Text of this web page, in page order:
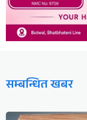
सम्बन्धित खबर